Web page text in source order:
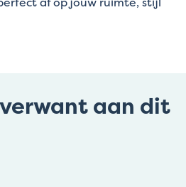
aan dit